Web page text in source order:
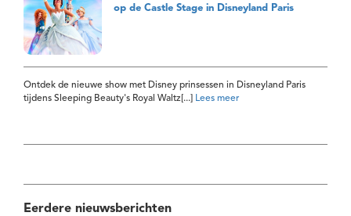
op de Castle Stage in Disneyland Paris
Ontdek de nieuwe show met Disney prinsessen in Disneyland Paris
tijdens Sleeping Beauty's Royal Waltz[...]
Lees meer
Eerdere nieuwsberichten